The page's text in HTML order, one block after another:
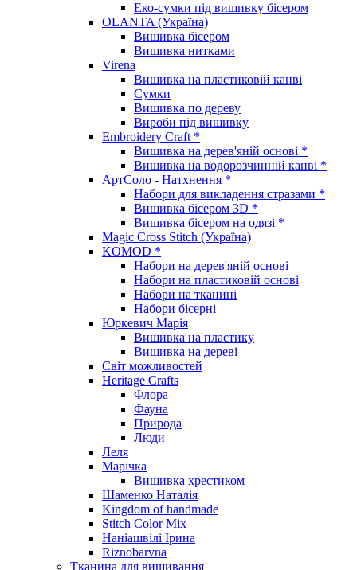
Еко-сумки під вишивку бісером
OLANTA (Україна)
Вишивка бісером
Вишивка нитками
Virena
Вишивка на пластиковій канві
Сумки
Вишивка по дереву
Вироби під вишивку
Embroidery Craft *
Вишивка на дерев'яній основі *
Вишивка на водорозчинній канві *
АртСоло - Натхнення *
Набори для викладення стразами *
Вишивка бісером 3D *
Вишивка бісером на одязі *
Magic Cross Stitch (Україна)
KOMOD *
Набори на дерев'яній основі
Набори на пластиковій основі
Набори на тканині
Набори бісерні
Юркевич Марія
Вишивка на пластику
Вишивка на дереві
Світ можливостей
Heritage Crafts
Флора
Фауна
Природа
Люди
Леля
Марічка
Вишивка хрестиком
Шаменко Наталія
Kingdom of handmade
Stitch Color Mix
Наніашвілі Ірина
Riznobarvna
Тканина для вишивання